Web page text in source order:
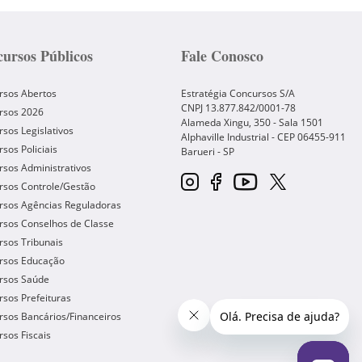
Públicos
Abertos
2026
Legislativos
Policiais
Administrativos
Controle/Gestão
Agências Reguladoras
Conselhos de Classe
Tribunais
Educação
Saúde
Prefeituras
Bancários/Financeiros
Fiscais
Fale Conosco
Estratégia Concursos S/A
CNPJ 13.877.842/0001-78
Alameda Xingu, 350 - Sala 1501
Alphaville Industrial - CEP06455-911
Barueri -SP